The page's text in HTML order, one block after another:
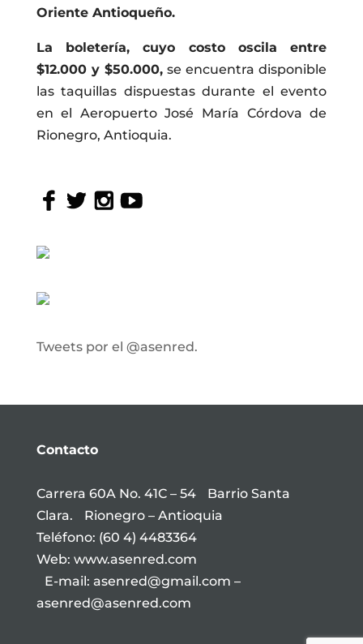
Oriente Antioqueño.
La boletería, cuyo costo oscila entre
$12.000 y $50.000,se encuentra disponible
las taquillas dispuestas durante el evento
en el Aeropuerto José María Córdova de
Rionegro, Antioquia.
Tweets por el @asenred.
Contacto
Carrera 60A No. 41C – 54 Barrio Santa
Clara. Rionegro – Antioquia
Teléfono: (60 4) 4483364
Web: www.asenred.com
E-mail: asenred@gmail.com –
asenred@asenred.com